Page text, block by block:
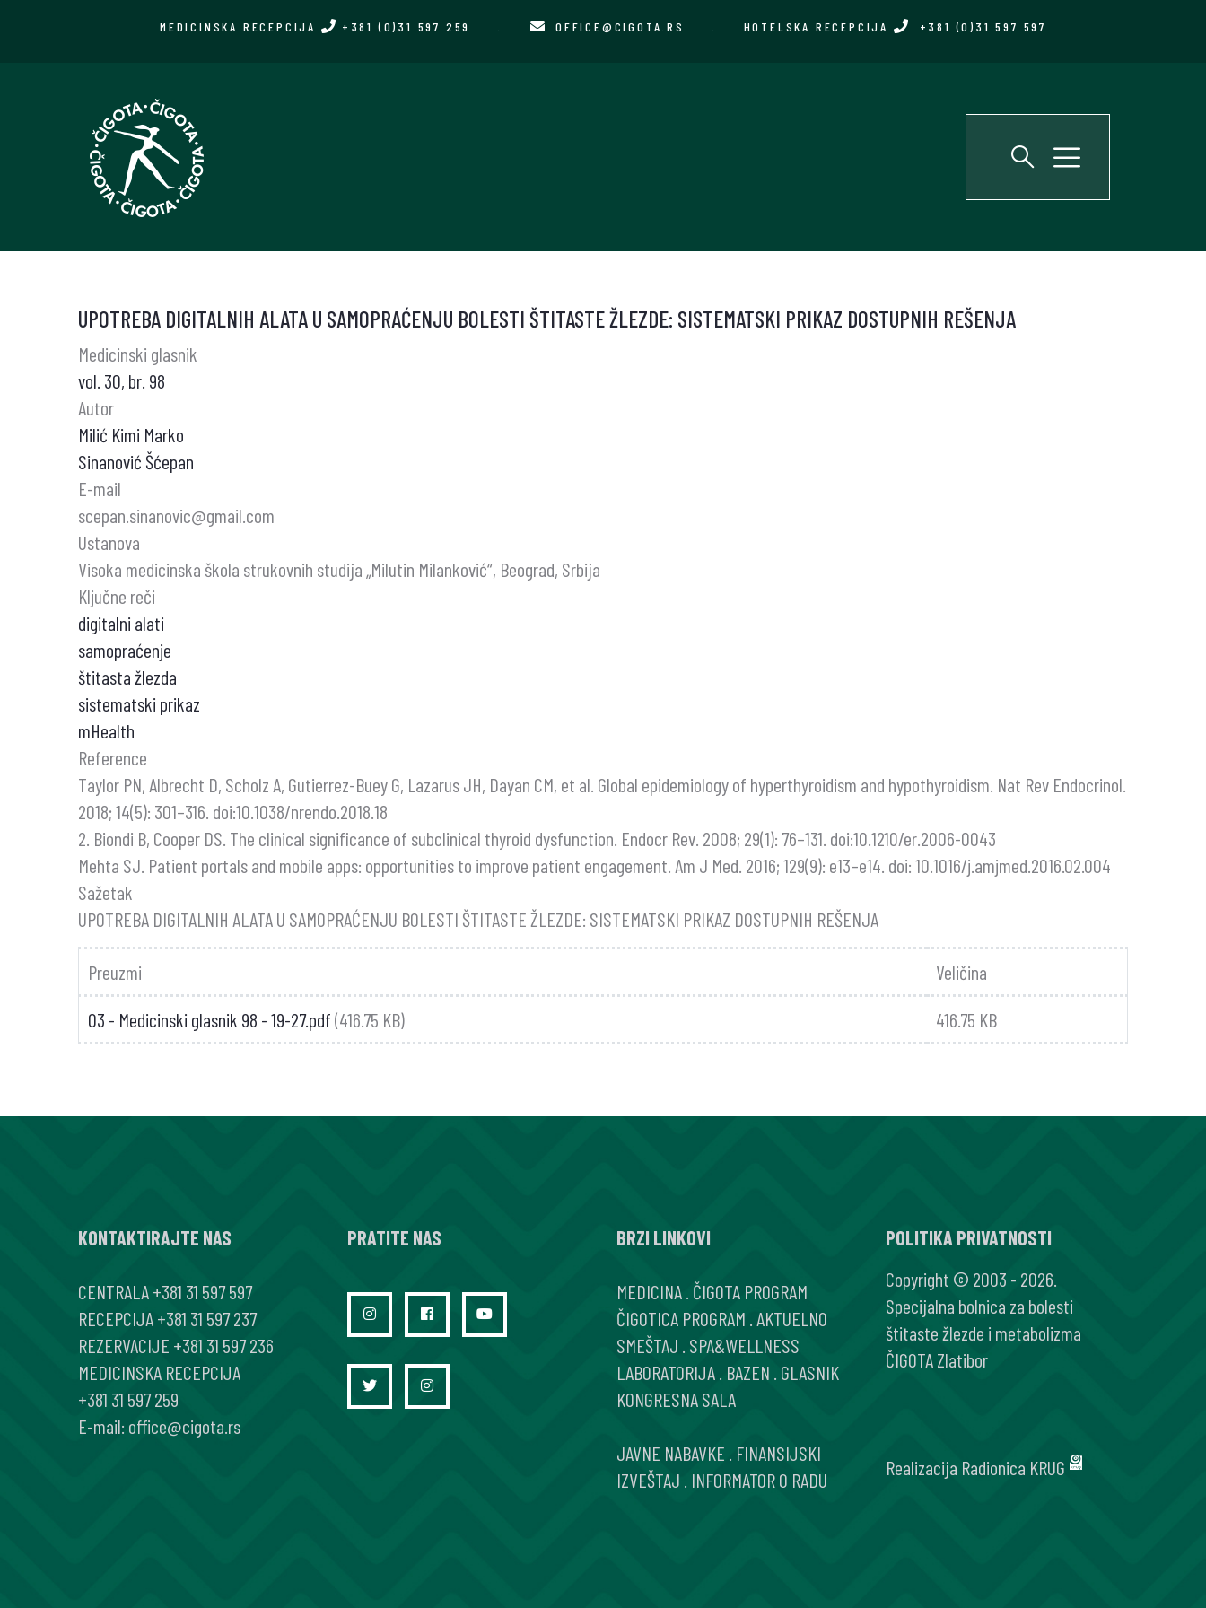
MEDICINSKA RECEPCIJA +381 (0)31 597 259 OFFICE@CIGOTA.RS HOTELSKA RECEPCIJA +381 (0)31 597 597
UPOTREBA DIGITALNIH ALATA U SAMOPRAĆENJU BOLESTI ŠTITASTE ŽLEZDE: SISTEMATSKI PRIKAZ DOSTUPNIH REŠENJA
Medicinski glasnik
vol. 30, br. 98
Autor
Milić Kimi Marko
Sinanović Šćepan
E-mail
scepan.sinanovic@gmail.com
Ustanova
Visoka medicinska škola strukovnih studija „Milutin Milanković“, Beograd, Srbija
Ključne reči
digitalni alati
samopraćenje
štitasta žlezda
sistematski prikaz
mHealth
Reference
Taylor PN, Albrecht D, Scholz A, Gutierrez-Buey G, Lazarus JH, Dayan CM, et al. Global epidemiology of hyperthyroidism and hypothyroidism. Nat Rev Endocrinol.
2018; 14(5): 301–316. doi:10.1038/nrendo.2018.18
2. Biondi B, Cooper DS. The clinical significance of subclinical thyroid dysfunction. Endocr Rev. 2008; 29(1): 76–131. doi:10.1210/er.2006-0043
Mehta SJ. Patient portals and mobile apps: opportunities to improve patient engagement. Am J Med. 2016; 129(9): e13–e14. doi: 10.1016/j.amjmed.2016.02.004
Sažetak
UPOTREBA DIGITALNIH ALATA U SAMOPRAĆENJU BOLESTI ŠTITASTE ŽLEZDE: SISTEMATSKI PRIKAZ DOSTUPNIH REŠENJA
Preuzmi Veličina
03 - Medicinski glasnik 98 - 19-27.pdf(416.75 KB) 416.75 KB
KONTAKTIRAJTE NAS
CENTRALA+381 31 597 597
RECEPCIJA+381 31 597 237
REZERVACIJE +381 31 597 236
MEDICINSKA RECEPCIJA
+381 31 597 259
E-mail: office@cigota.rs
PRATITE NAS BRZI LINKOVI
MEDICINA ČIGOTA PROGRAM
ČIGOTICA PROGRAM AKTUELNO
SMEŠTAJ SPA&WELLNESS
LABORATORIJA BAZEN GLASNIK
KONGRESNA SALA
JAVNE NABAVKE FINANSIJSKI
IZVEŠTAJ INFORMATOR O RADU
POLITIKA PRIVATNOSTI
Copyright © 2003 - 2026.
Specijalna bolnica za bolesti
štitaste žlezde i metabolizma
ČIGOTA Zlatibor
Realizacija Radionica KRUG